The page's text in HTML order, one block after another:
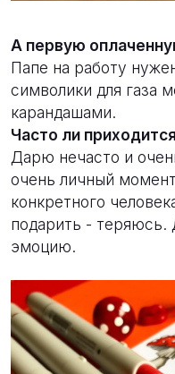
А первую
Папе на работу
символики для газа
карандашами.
Часто ли
Дарю нечасто и
очень личный
конкретного
подарить - теряюсь.
эмоцию.